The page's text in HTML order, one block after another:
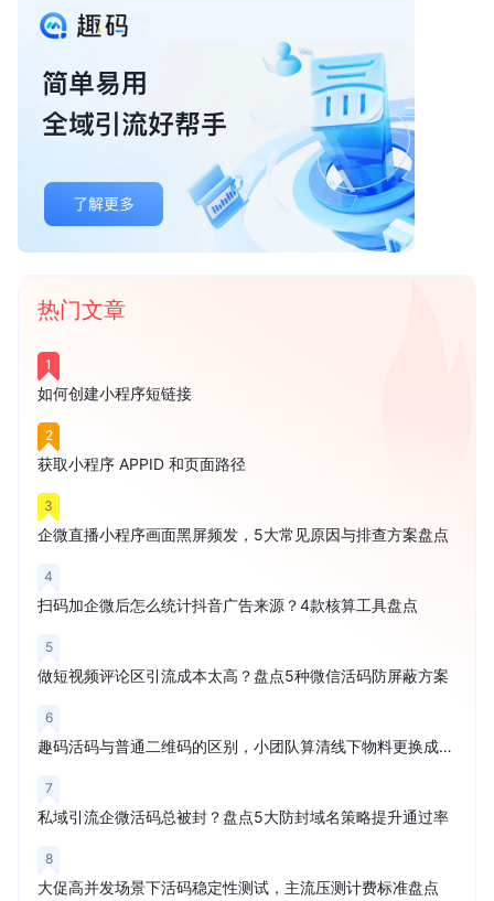
热门文章
1
如何创建小程序短链接
2
获取小程序 APPID 和页面路径
3
企微直播小程序画面黑屏频发，5大常见原因与排查方案盘点
4
扫码加企微后怎么统计抖音广告来源？4款核算工具盘点
5
做短视频评论区引流成本太高？盘点5种微信活码防屏蔽方案
6
趣码活码与普通二维码的区别，小团队算清线下物料更换成本再买
7
私域引流企微活码总被封？盘点5大防封域名策略提升通过率
8
大促高并发场景下活码稳定性测试，主流压测计费标准盘点